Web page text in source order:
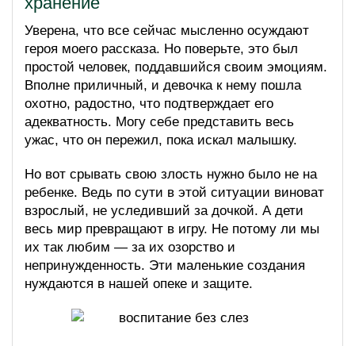
Уверена, что все сейчас мысленно осуждают
героя моего рассказа. Но поверьте, это был
простой человек, поддавшийся своим эмоциям.
Вполне приличный, и девочка к нему пошла
охотно, радостно, что подтверждает его
адекватность. Могу себе представить весь
ужас, что он пережил, пока искал малышку.
Но вот срывать свою злость нужно было не на
ребенке. Ведь по сути в этой ситуации виноват
взрослый, не уследивший за дочкой. А дети
весь мир превращают в игру. Не потому ли мы
их так любим — за их озорство и
непринужденность. Эти маленькие создания
нуждаются в нашей опеке и защите.